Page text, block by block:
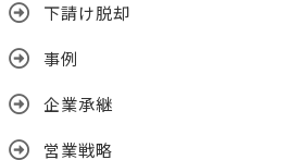
下請け脱却
事例
企業承継
営業戦略